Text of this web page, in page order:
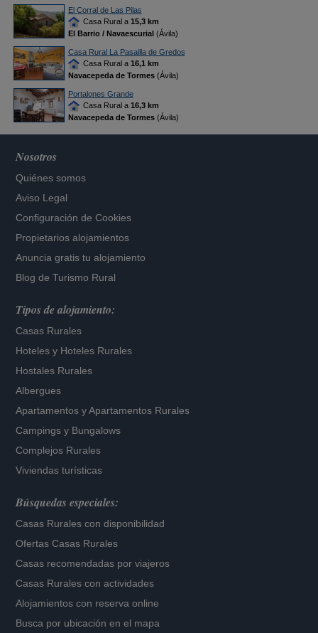
El Corral de Las Pilas
Casa Rural a 15,3 km
El Barrio / Navaescurial(Ávila)
Casa Rural La Pasailla de Gredos
Casa Rural a 16,1 km
Navacepeda de Tormes(Ávila)
Portalones Grande
Casa Rural a 16,3 km
Navacepeda de Tormes(Ávila)
Nosotros
Quiénes somos
Aviso Legal
Configuración de Cookies
Propietarios alojamientos
Anuncia gratis tu alojamiento
Blog de Turismo Rural
Tipos de alojamiento:
Casas Rurales
Hoteles y Hoteles Rurales
Hostales Rurales
Albergues
Apartamentos yApartamentos Rurales
Campings y Bungalows
Complejos Rurales
Viviendas turísticas
Búsquedas especiales:
Casas Rurales con disponibilidad
Ofertas Casas Rurales
Casas recomendadas por viajeros
Casas Rurales con actividades
Alojamientos con reserva online
Busca por ubicación en el mapa